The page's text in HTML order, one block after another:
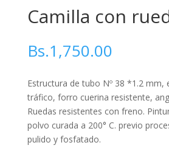
Camilla con
Bs.1,750.00
Estructura de tubo Nº 38 *1.2 mm,
tráfico, forro cuerina resistente,
Ruedas resistentes con freno.
polvo curada a 200° C. previo
pulido y fosfatado.